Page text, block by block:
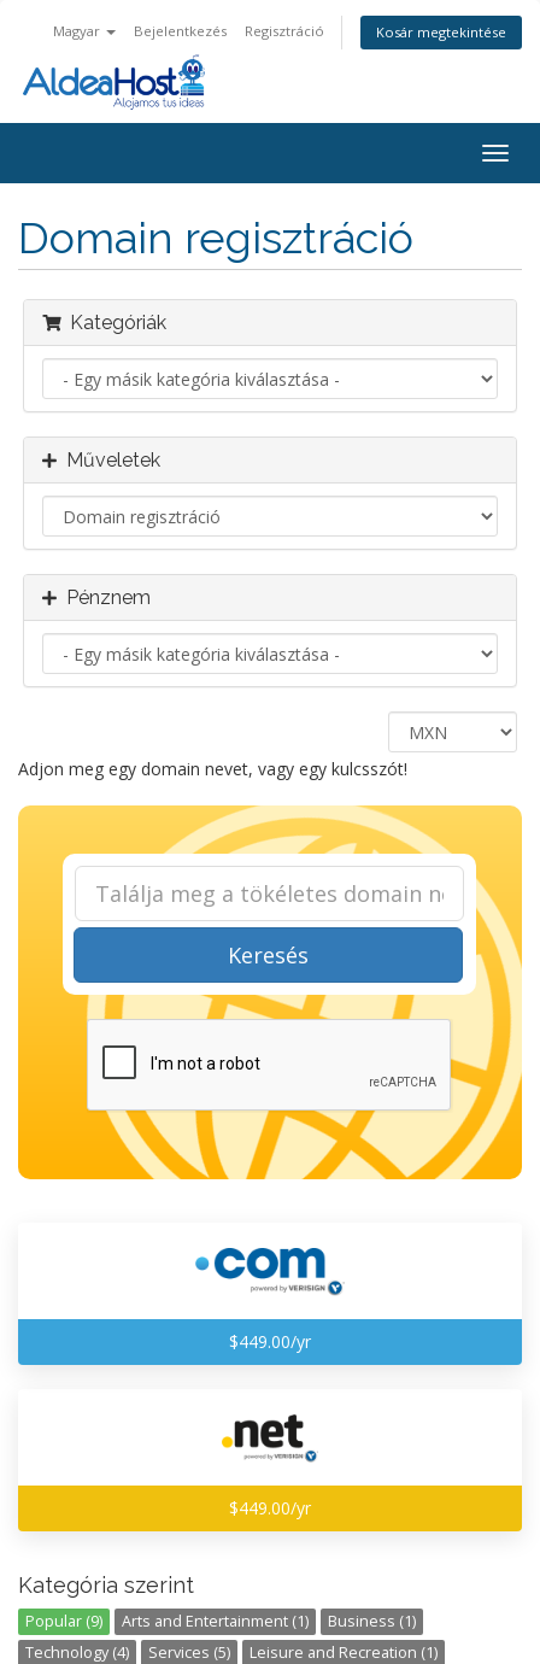
Magyar Bejelentkezés Regisztráció Kosár megtekintése
a
Domain regisztráció
Kategóriák
Műveletek
Pénznem
Adjon meg egy domain nevet, vagy egy kulcsszót!
Keresés
$449.00/yr
$449.00/yr
Kategória szerint
Popular (9) Arts and Entertainment (1)
Business (1)
Technology (4)
Services (5)
Leisure and Recreation (1)